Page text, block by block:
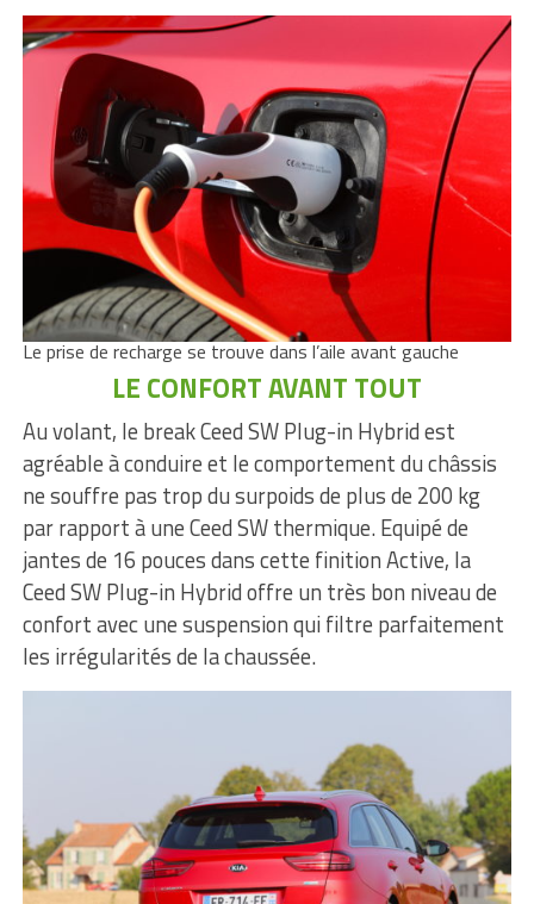
Le prise de recharge se trouve dans l’aile avant gauche
LE CONFORT AVANT TOUT
Au volant, le break Ceed SW Plug-in Hybrid est
agréable à conduire et le comportement du châssis
ne souffre pas trop du surpoids de plus de 200 kg
par rapport à une Ceed SW thermique. Equipé de
jantes de 16 pouces dans cette finition Active, la
Ceed SW Plug-in Hybrid offre un très bon niveau de
confort avec une suspension qui filtre parfaitement
les irrégularités de la chaussée.